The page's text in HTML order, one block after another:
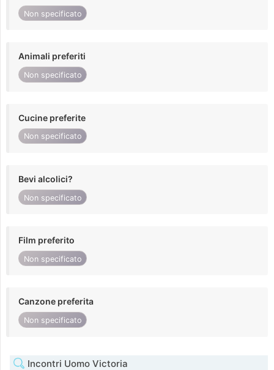
Non specificato
Animali preferiti
Non specificato
Cucine preferite
Non specificato
Bevi alcolici?
Non specificato
Film preferito
Non specificato
Canzone preferita
Non specificato
Incontri Uomo Victoria